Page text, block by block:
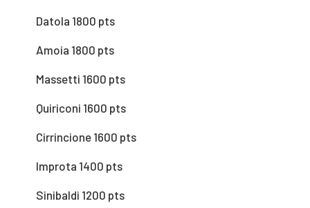
Datola 1800 pts
Amoia 1800 pts
Massetti 1600 pts
Quiriconi 1600 pts
Cirrincione 1600 pts
Improta 1400 pts
Sinibaldi 1200 pts